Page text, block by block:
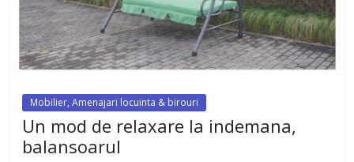
Mobilier, Amenajari locuinta & birouri
Un mod de relaxare la indemana,
balansoarul